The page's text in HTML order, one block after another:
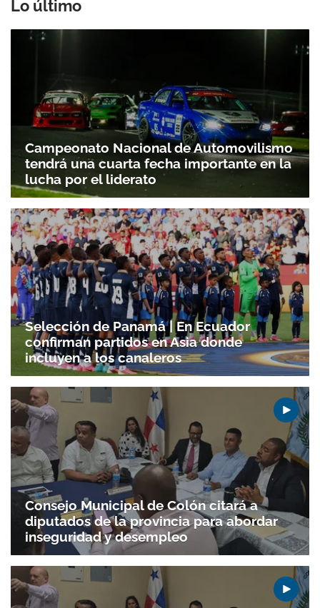
Lo último
Campeonato Nacional de Automovilismo
tendrá una cuarta fecha importante en la
lucha por el liderato
Selección de Panamá | En Ecuador
confirman partidos en Asia donde
incluyen a los canaleros
Consejo Municipal de Colón citará a
diputados de la provincia para abordar
inseguridad y desempleo